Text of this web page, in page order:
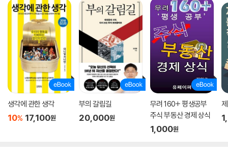
생각에 관한 생각
10% 17,100원
부의 갈림길
20,000원
무려 160+ 평생공부
주식 부동산 경제 상식
1,000원